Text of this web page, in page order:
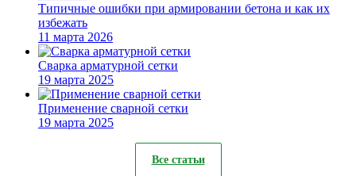
Типичные ошибки при армировании бетона и как их
избежать
11 марта 2026
Сварка арматурной сетки
19 марта 2025
Применение сварной сетки
19 марта 2025
Все статьи